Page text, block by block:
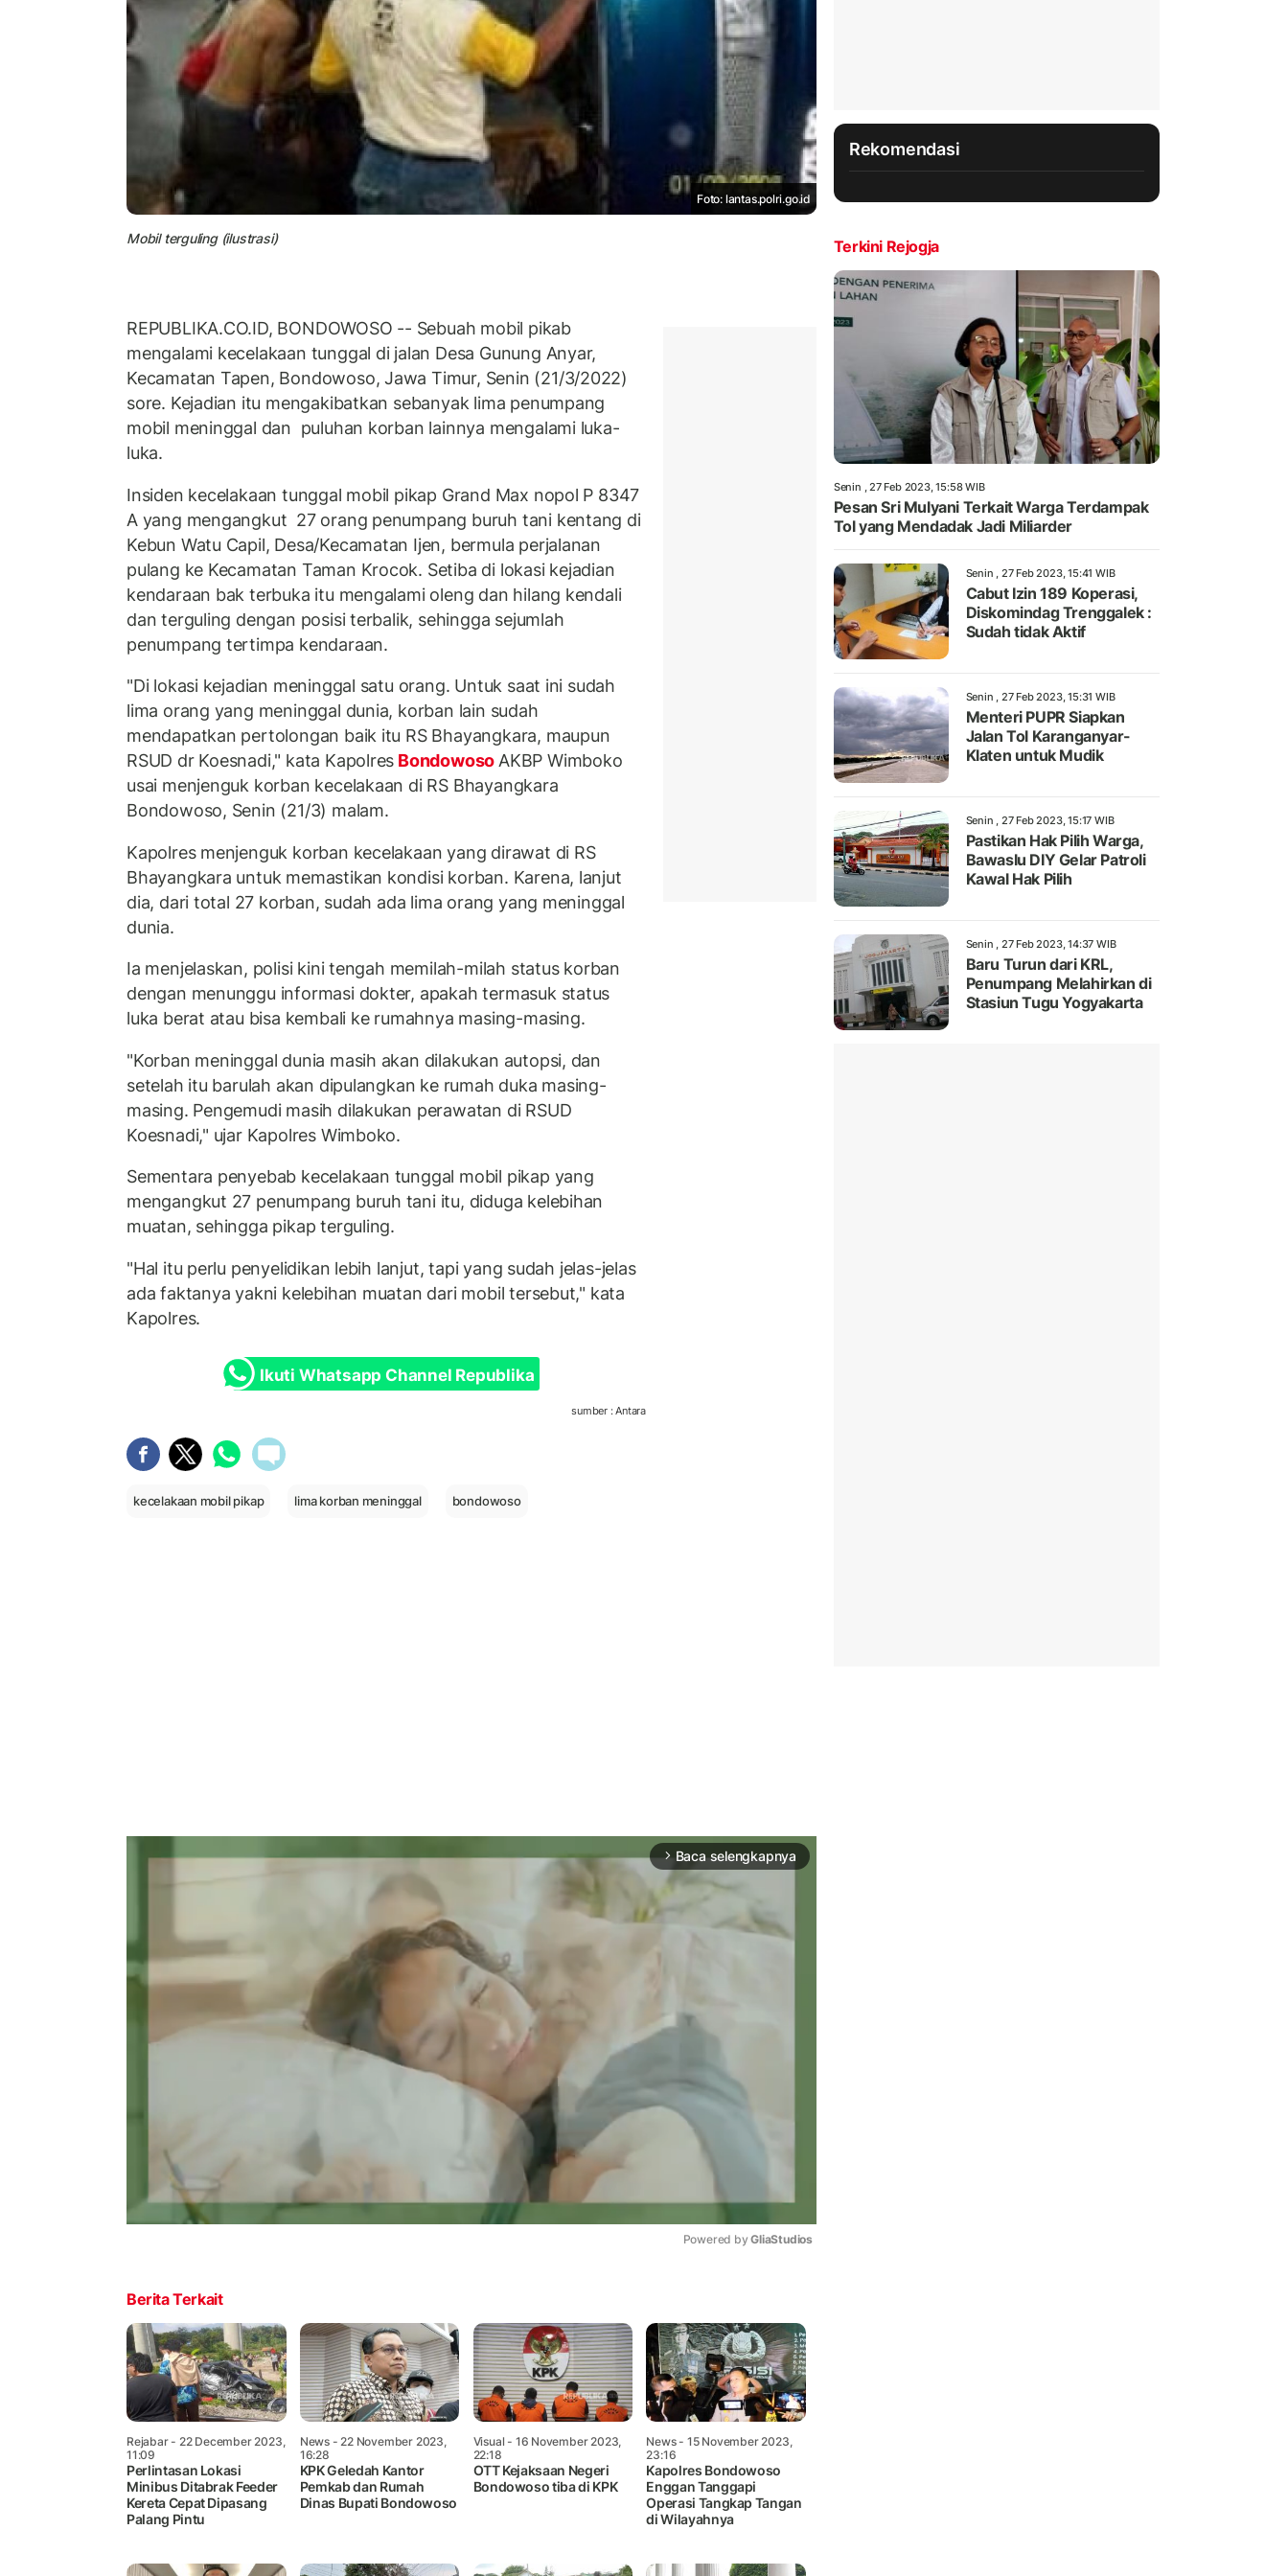
Foto: lantas.polri.go.id
Mobil terguling (ilustrasi)
REPUBLIKA.CO.ID, BONDOWOSO -- Sebuah mobil pikab
mengalami kecelakaan tunggal di jalan Desa Gunung Anyar,
Kecamatan Tapen, Bondowoso, Jawa Timur, Senin (21/3/2022)
sore. Kejadian itu mengakibatkan sebanyak lima penumpang
mobil meninggal dan puluhan korban lainnya mengalami luka-
luka.
Insiden kecelakaan tunggal mobil pikap Grand Max nopol P 8347
A yang mengangkut 27 orang penumpang buruh tani kentang di
Kebun Watu Capil, Desa/Kecamatan Ijen, bermula perjalanan
pulang ke Kecamatan Taman Krocok. Setiba di lokasi kejadian
kendaraan bak terbuka itu mengalami oleng dan hilang kendali
dan terguling dengan posisi terbalik, sehingga sejumlah
penumpang tertimpa kendaraan.
"Di lokasi kejadian meninggal satu orang. Untuk saat ini sudah
lima orang yang meninggal dunia, korban lain sudah
mendapatkan pertolongan baik itu RS Bhayangkara, maupun
RSUD dr Koesnadi," kata Kapolres Bondowoso AKBP Wimboko
usai menjenguk korban kecelakaan di RS Bhayangkara
Bondowoso, Senin (21/3) malam.
Kapolres menjenguk korban kecelakaan yang dirawat di RS
Bhayangkara untuk memastikan kondisi korban. Karena, lanjut
dia, dari total 27 korban, sudah ada lima orang yang meninggal
dunia.
Ia menjelaskan, polisi kini tengah memilah-milah status korban
dengan menunggu informasi dokter, apakah termasuk status
luka berat atau bisa kembali ke rumahnya masing-masing.
"Korban meninggal dunia masih akan dilakukan autopsi, dan
setelah itu barulah akan dipulangkan ke rumah duka masing-
masing. Pengemudi masih dilakukan perawatan di RSUD
Koesnadi," ujar Kapolres Wimboko.
Sementara penyebab kecelakaan tunggal mobil pikap yang
mengangkut 27 penumpang buruh tani itu, diduga kelebihan
muatan, sehingga pikap terguling.
"Hal itu perlu penyelidikan lebih lanjut, tapi yang sudah jelas-jelas
ada faktanya yakni kelebihan muatan dari mobil tersebut," kata
Kapolres.
Ikuti Whatsapp Channel Republika
sumber : Antara
kecelakaan mobil pikap lima korban meninggal bondowoso
arrow_forward_ios Baca selengkapnya
Powered by GliaStudios
Berita Terkait
Rejabar- 22 December 2023,
11:09
Perlintasan Lokasi
Minibus Ditabrak Feeder
Kereta Cepat Dipasang
Palang Pintu
News- 22 November 2023,
16:28
KPK Geledah Kantor
Pemkab dan Rumah
Dinas Bupati Bondowoso
Visual - 16 November 2023,
22:18
OTT Kejaksaan Negeri
Bondowoso tiba di KPK
News- 15 November 2023,
23:16
Kapolres Bondowoso
Enggan Tanggapi
Operasi Tangkap Tangan
di Wilayahnya
Rekomendasi
Terkini Rejogja
Senin , 27 Feb 2023, 15:58 WIB
Pesan Sri Mulyani Terkait Warga Terdampak
Tol yang Mendadak Jadi Miliarder
Senin , 27 Feb 2023, 15:41 WIB
Cabut Izin 189 Koperasi,
Diskomindag Trenggalek :
Sudah tidak Aktif
Senin , 27 Feb 2023, 15:31 WIB
Menteri PUPR Siapkan
Jalan Tol Karanganyar-
Klaten untuk Mudik
Senin , 27 Feb 2023, 15:17 WIB
Pastikan Hak Pilih Warga,
Bawaslu DIY Gelar Patroli
Kawal Hak Pilih
Senin , 27 Feb 2023, 14:37 WIB
Baru Turun dari KRL,
Penumpang Melahirkan di
Stasiun Tugu Yogyakarta